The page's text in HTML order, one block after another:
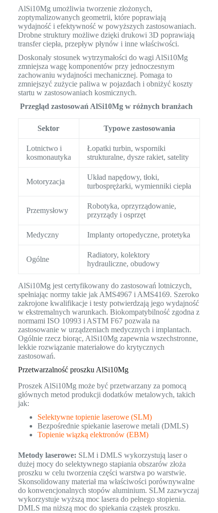
AlSi10Mg umożliwia tworzenie złożonych,
zoptymalizowanych geometrii, które poprawiają
wydajność i efektywność w powyższych zastosowaniach.
Drobne struktury możliwe dzięki drukowi 3D poprawiają
transfer ciepła, przepływ płynów i inne właściwości.
Doskonały stosunek wytrzymałości do wagi AlSi10Mg
zmniejsza wagę komponentów przy jednoczesnym
zachowaniu wydajności mechanicznej. Pomaga to
zmniejszyć zużycie paliwa w pojazdach i obniżyć koszty
startu w zastosowaniach kosmicznych.
Przegląd zastosowań AlSi10Mg w różnych branżach
Sektor Typowe zastosowania
Lotnictwo i
kosmonautyka
Łopatki turbin, wsporniki
strukturalne, dysze rakiet, satelity
Motoryzacja
Układ napędowy, tłoki,
turbosprężarki, wymienniki ciepła
Przemysłowy
Robotyka, oprzyrządowanie,
przyrządy i osprzęt
Medyczny Implanty ortopedyczne, protetyka
Ogólne
Radiatory, kolektory
hydrauliczne, obudowy
AlSi10Mg jest certyfikowany do zastosowań lotniczych,
spełniając normy takie jak AMS4967 i AMS4169. Szeroko
zakrojone kwalifikacje i testy potwierdzają jego wydajność
w ekstremalnych warunkach. Biokompatybilność zgodna z
normami ISO 10993 i ASTM F67 pozwala na
zastosowanie w urządzeniach medycznych i implantach.
Ogólnie rzecz biorąc, AlSi10Mg zapewnia wszechstronne,
lekkie rozwiązanie materiałowe do krytycznych
zastosowań.
Przetwarzalność proszku AlSi10Mg
Proszek AlSi10Mg może być przetwarzany za pomocą
głównych metod produkcji dodatków metalowych, takich
jak:
Selektywne topienie laserowe (SLM)
Bezpośrednie spiekanie laserowe metali (DMLS)
Topienie wiązką elektronów (EBM)
Metody laserowe: SLM i DMLS wykorzystują laser o
dużej mocy do selektywnego stapiania obszarów złoża
proszku w celu tworzenia części warstwa po warstwie.
Skonsolidowany materiał ma właściwości porównywalne
do konwencjonalnych stopów aluminium. SLM zazwyczaj
wykorzystuje wyższą moc lasera do pełnego stopienia.
DMLS ma niższą moc do spiekania cząstek proszku.